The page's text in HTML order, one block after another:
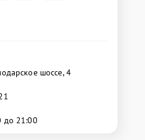
шоссе, 4
до 21:00